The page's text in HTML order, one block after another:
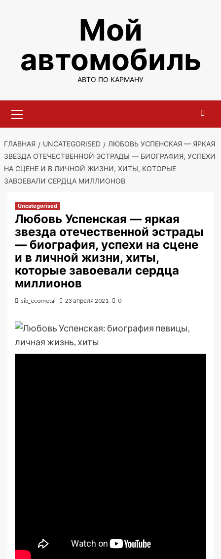
Мой
автомобиль
АВТО ПО КАРМАНУ
меню
ГЛАВНАЯ UNCATEGORISED
ЛЮБОВЬ УСПЕНСКАЯ — ЯРКАЯ
ЗВЕЗДА ОТЕЧЕСТВЕННОЙ ЭСТРАДЫ — БИОГРАФИЯ, УСПЕХИ
НА СЦЕНЕ И В ЛИЧНОЙ ЖИЗНИ, ХИТЫ, КОТОРЫЕ
ЗАВОЕВАЛИ СЕРДЦА МИЛЛИОНОВ
Uncategorised
Любовь Успенская — яркая
звезда отечественной эстрады
— биография, успехи на сцене
и в личной жизни, хиты,
которые завоевали сердца
миллионов
sib_ecometal 23 апреля 2021 0